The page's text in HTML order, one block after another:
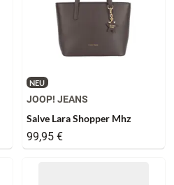
NEU
JOOP! JEANS
Salve Lara Shopper Mhz
99,95 €